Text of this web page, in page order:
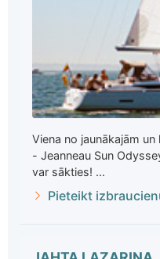
Viena no jaunākajām
- Jeanneau Sun
var sākties! ...
Pieteikt